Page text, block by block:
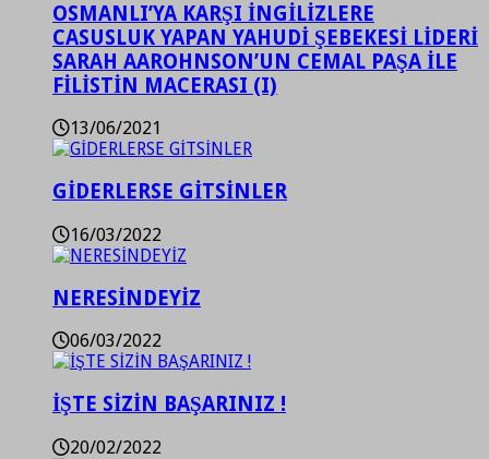
OSMANLI’YA KARŞI İNGİLİZLERE
CASUSLUK YAPAN YAHUDİ ŞEBEKESİ LİDERİ
SARAH AAROHNSON’UN CEMAL PAŞA İLE
FİLİSTİN MACERASI (I)
13/06/2021
GİDERLERSE GİTSİNLER
16/03/2022
NERESİNDEYİZ
06/03/2022
İŞTE SİZİN BAŞARINIZ !
20/02/2022